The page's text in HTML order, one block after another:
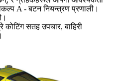
A - बटन नियन्त्रण प्रणाली।
कोटिंग सतह उपचार, बाहिरी